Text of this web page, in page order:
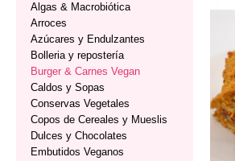
Algas & Macrobiótica
Arroces
Azúcares y Endulzantes
Bolleria y repostería
Burger & Carnes Vegan
Caldos y Sopas
Conservas Vegetales
Copos de Cereales y Mueslis
Dulces y Chocolates
Embutidos Veganos